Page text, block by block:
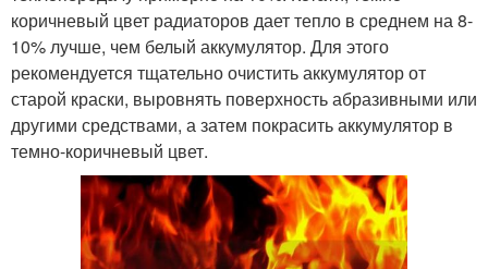
коричневый цвет радиаторов дает тепло в среднем на 8-
10% лучше, чем белый аккумулятор. Для этого
рекомендуется тщательно очистить аккумулятор от
старой краски, выровнять поверхность абразивными или
другими средствами, а затем покрасить аккумулятор в
темно-коричневый цвет.